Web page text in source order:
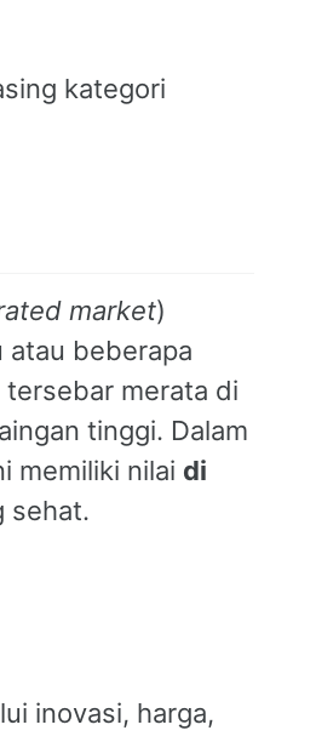
kategori
market)
atau beberapa
tersebar merata di
tinggi. Dalam
memiliki nilai di
sehat.
inovasi, harga,